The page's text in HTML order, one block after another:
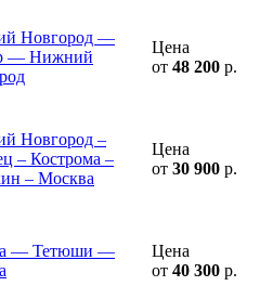
Новгород —
— Нижний
Цена
от 48 200 р.
Новгород –
– Кострома –
– Москва
Цена
от 30 900 р.
— Тетюши —
Цена
от 40 300 р.